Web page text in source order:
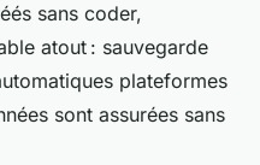
sans coder,
atout : sauvegarde
plateformes
sont assurées sans